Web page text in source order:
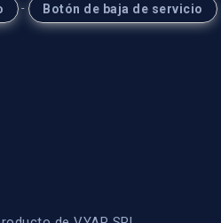
- Botón de baja de servicio